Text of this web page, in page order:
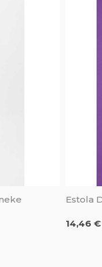
Estola
Precio
14,46 €